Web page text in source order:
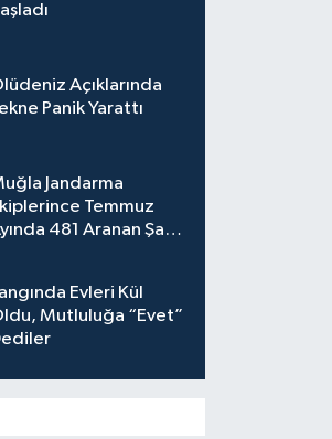
Açıklarında
Panik Yarattı
Jandarma
Temmuz
481 Aranan Şahıs
Evleri Kül
Mutluluğa “Evet”